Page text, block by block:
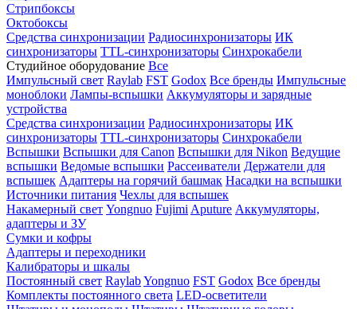
Стрипбоксы
Октобоксы
Средства синхронизации Радиосинхронизаторы ИК
синхронизаторы TTL-синхронизаторы Синхрокабели
Студийное оборудование Все
Импульсный свет Raylab FST Godox Все бренды Импульсные
моноблоки Лампы-вспышки Аккумуляторы и зарядные
устройства
Средства синхронизации Радиосинхронизаторы ИК
синхронизаторы TTL-синхронизаторы Синхрокабели
Вспышки Вспышки для Canon Вспышки для Nikon Ведущие
вспышки Ведомые вспышки Рассеиватели Держатели для
вспышек Адаптеры на горячий башмак Насадки на вспышки
Источники питания Чехлы для вспышек
Накамерный свет Yongnuo Fujimi Aputure Аккумуляторы,
адаптеры и ЗУ
Сумки и кофры
Адаптеры и переходники
Калибраторы и шкалы
Постоянный свет RaylabYongnuo FST Godox Все бренды
Комплекты постоянного света LED-осветители